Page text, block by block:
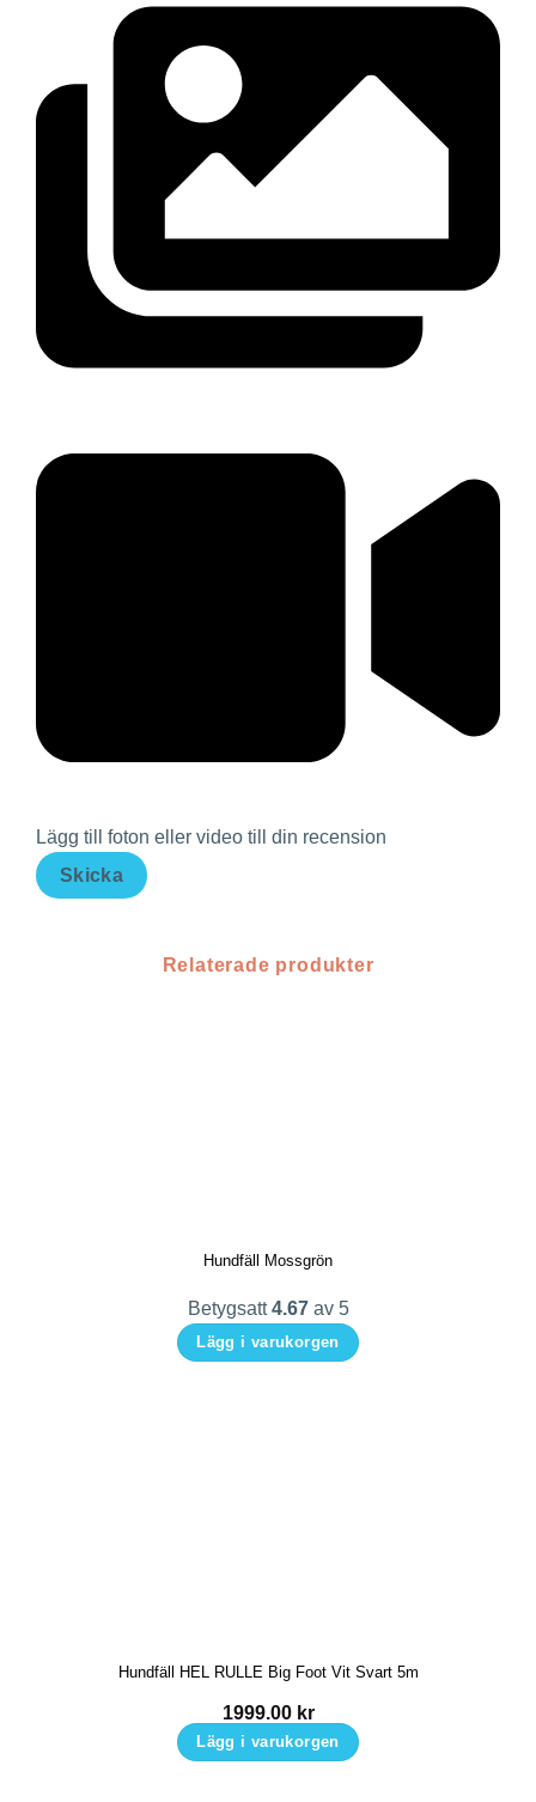
Lägg till foton eller video till din recension
Skicka
Relaterade produkter
Hundfäll Mossgrön
Betygsatt4.67av 5
Lägg i varukorgen
väljas
på
produktsidan
Hundfäll HEL RULLE Big Foot Vit Svart 5m
1999.00 kr
Lägg i varukorgen